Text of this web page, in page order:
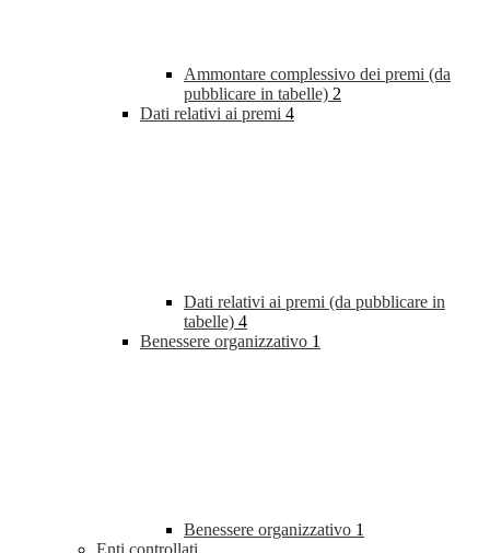
Ammontare complessivo dei premi (da
pubblicare in tabelle) 2
Dati relativi ai premi 4
Dati relativi ai premi (da pubblicare in
tabelle) 4
Benessere organizzativo 1
Benessere organizzativo 1